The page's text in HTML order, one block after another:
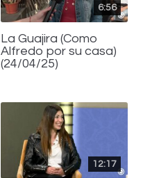
6:56
La Guajira (Como
Alfredo por su casa)
(24/04/25)
12:17